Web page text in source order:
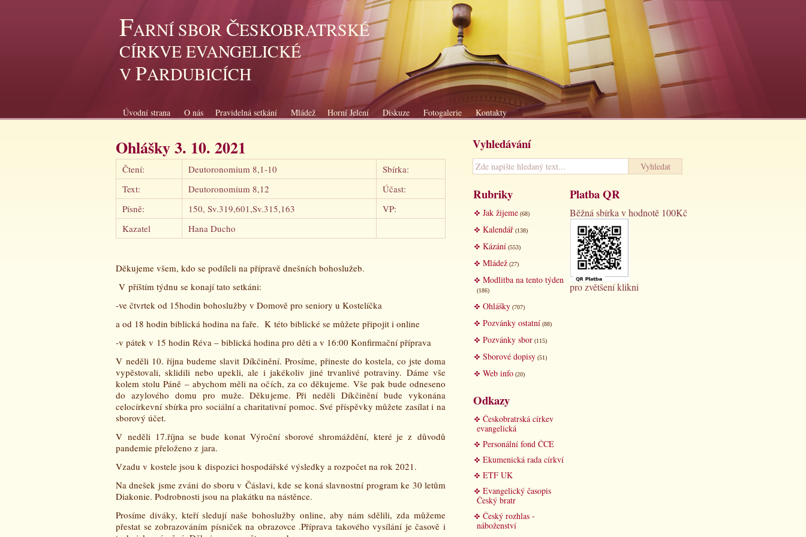
FARNÍ SBOR ČESKOBRATRSKÉ
CÍRKVE EVANGELICKÉ
VPARDUBICÍCH
Úvodní strana O nás Pravidelná setkání Mládež Horní Jelení Diskuze Fotogalerie Kontakty
Ohlášky 3. 10. 2021
Čtení: Deutoronomium 8,1-10
Sbírka:
Text:
Deutoronomium 8,12
Účast:
Písně:
150, Sv.319,601,Sv.315,163
VP:
Kazatel
Hana Ducho
Děkujeme všem, kdo se podíleli na přípravě dnešních bohoslužeb.
V příštím týdnu se konají tato setkáni:
-ve čtvrtek od 15hodin bohoslužby v Domově pro seniory u Kostelíčka
a od 18 hodin biblická hodina na faře. K této biblické se můžete připojit i online
-v pátek v 15 hodin Réva – biblická hodina pro děti a v 16:00 Konfirmační příprava
V neděli 10. října budeme slavit Díkčinění. Prosíme, přineste do kostela, co jste doma
vypěstovali, sklidili nebo upekli, ale i jakékoliv jiné trvanlivé potraviny. Dáme vše
kolem stolu Páně – abychom měli na očích, za co děkujeme. Vše pak bude odneseno
do azylového domu pro muže. Děkujeme. Při neděli Díkčinění bude vykonána
celocírkevní sbírka pro sociální a charitativní pomoc. Své příspěvky můžete zasílat i na
sborový účet.
V neděli 17.října se bude konat Výroční sborové shromáždění, které je z důvodů
pandemie přeloženo z jara.
Vzadu v kostele jsou k dispozici hospodářské výsledky a rozpočet na rok 2021.
Na dnešek jsme zváni do sboru v Čáslavi, kde se koná slavnostní program ke 30 letům
Diakonie. Podrobnosti jsou na plakátku na nástěnce.
Prosíme diváky, kteří sledují naše bohoslužby online, aby nám sdělili, zda můžeme
přestat se zobrazováním písniček na obrazovce .Příprava takového vysílání je časově i
Vyhledávání
Rubriky
Jak žijeme (68)
Kalendář (138)
Kázání (553)
Mládež (27)
Modlitba na tento týden
(186)
Ohlášky (707)
Pozvánky ostatní (88)
Pozvánky sbor (115)
Sborové dopisy (51)
Web info (20)
Odkazy
Českobratrská církev
evangelická
Personální fond ČCE
Ekumenická rada církví
ETF UK
Evangelický časopis
Český bratr
Český rozhlas -
náboženství
Platba QR
Běžná sbírka v hodnotě 100Kč
pro zvětšení klikni